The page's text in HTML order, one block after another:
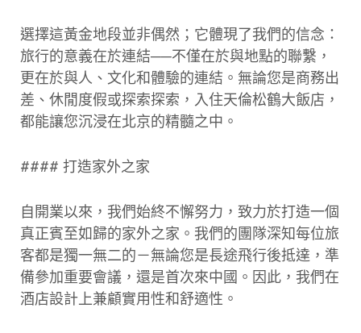
選擇這黃金地段並非偶然；它體現了我們的信念：
旅行的意義在於連結──不僅在於與地點的聯繫，
更在於與人、文化和體驗的連結。無論您是商務出
差、休閒度假或探索探索，入住天倫松鶴大飯店，
都能讓您沉浸在北京的精髓之中。
#### 打造家外之家
自開業以來，我們始終不懈努力，致力於打造一個
真正賓至如歸的家外之家。我們的團隊深知每位旅
客都是獨一無二的－無論您是長途飛行後抵達，準
備參加重要會議，還是首次來中國。因此，我們在
酒店設計上兼顧實用性和舒適性。